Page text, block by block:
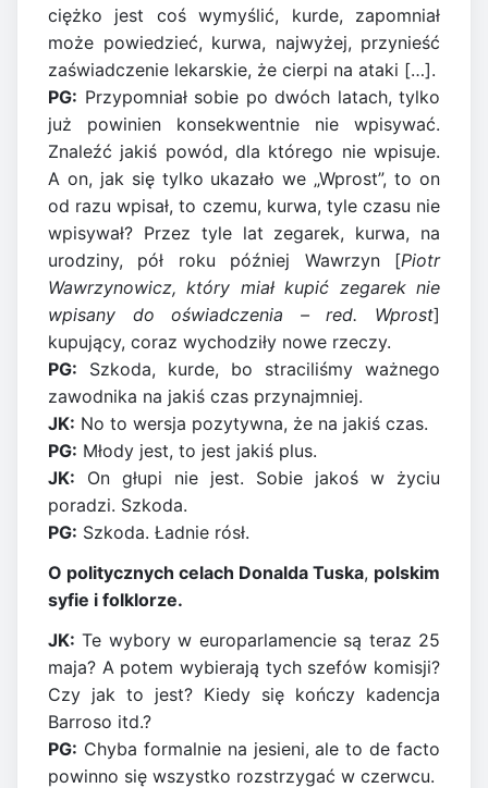
ciężko jest coś wymyślić, kurde, zapomniał
może powiedzieć, kurwa, najwyżej, przynieść
zaświadczenie lekarskie, że cierpi na ataki […].
PG: Przypomniał sobie po dwóch latach, tylko
już powinien konsekwentnie nie wpisywać.
Znaleźć jakiś powód, dla którego nie wpisuje.
A on, jak się tylko ukazało we „Wprost”, to on
od razu wpisał, to czemu, kurwa, tyle czasu nie
wpisywał? Przez tyle lat zegarek, kurwa, na
urodziny, pół roku później Wawrzyn [Piotr
Wawrzynowicz, który miał kupić zegarek nie
wpisany do oświadczenia – red. Wprost]
kupujący, coraz wychodziły nowe rzeczy.
PG: Szkoda, kurde, bo straciliśmy ważnego
zawodnika na jakiś czas przynajmniej.
JK: No to wersja pozytywna, że na jakiś czas.
PG: Młody jest, to jest jakiś plus.
JK: On głupi nie jest. Sobie jakoś w życiu
poradzi. Szkoda.
PG: Szkoda. Ładnie rósł.
O politycznych celach Donalda Tuska, polskim
syfie i folklorze.
JK: Te wybory w europarlamencie są teraz 25
maja? A potem wybierają tych szefów komisji?
Czy jak to jest? Kiedy się kończy kadencja
Barroso itd.?
PG: Chyba formalnie na jesieni, ale to de facto
powinno się wszystko rozstrzygać w czerwcu.